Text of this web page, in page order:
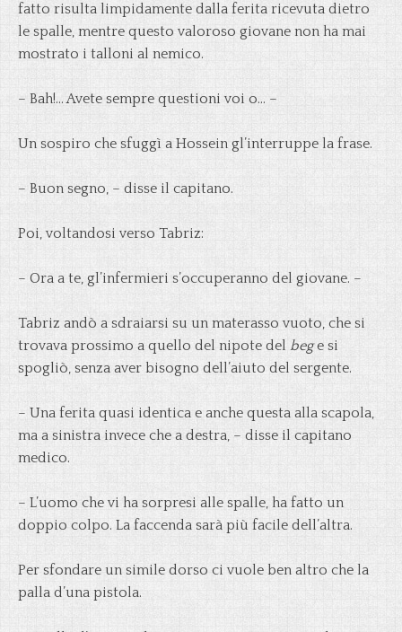
fatto risulta limpidamente dalla ferita ricevuta dietro
le spalle, mentre questo valoroso giovane non ha mai
mostrato i talloni al nemico.
– Bah!… Avete sempre questioni voi o… –
Un sospiro che sfuggì a Hossein gl’interruppe la frase.
– Buon segno, – disse il capitano.
Poi, voltandosi verso Tabriz:
– Ora a te, gl’infermieri s’occuperanno del giovane. –
Tabriz andò a sdraiarsi su un materasso vuoto, che si
trovava prossimo a quello del nipote del bege si
spogliò, senza aver bisogno dell’aiuto del sergente.
– Una ferita quasi identica e anche questa alla scapola,
ma a sinistra invece che a destra, – disse il capitano
medico.
– L’uomo che vi ha sorpresi alle spalle, ha fatto un
doppio colpo. La faccenda sarà più facile dell’altra.
Per sfondare un simile dorso ci vuole ben altro che la
palla d’una pistola.